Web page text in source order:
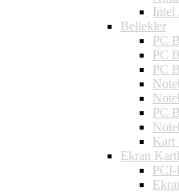
Intel
Bellekler
PC
PC
PC
PC
Kart
Ekran
PCI-